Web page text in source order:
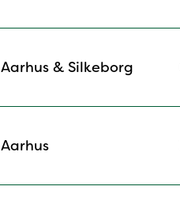
Aarhus & Silkeborg
Aarhus